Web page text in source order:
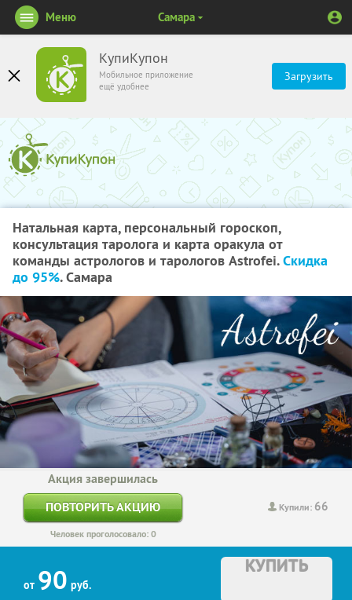
КупиКупон
Мобильное приложение
ещё удобнее
Загрузить
Меню Самара
Натальная карта, персональный гороскоп,
консультация таролога и карта оракула от
команды астрологов и тарологов Astrofei.Скидка
до 95%. Самара
Купили: 66
Акция завершилась
ПОВТОРИТЬ АКЦИЮ
Человек проголосовало: 0
от 90 руб.
КУПИТЬ